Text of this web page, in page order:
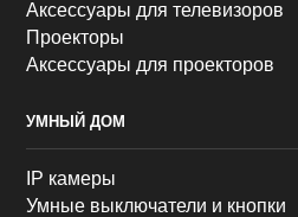
Аксессуары для телевизоров
Проекторы
Аксессуары для проекторов
УМНЫЙ ДОМ
IP камеры
Умные выключатели и кнопки